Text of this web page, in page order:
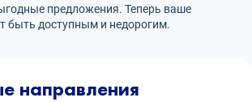
предложения. Теперь ваше
быть доступным и недорогим.
направления